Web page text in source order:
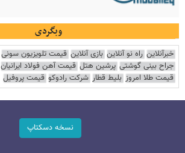
وبگردی
خبرآنلاین راه نو آنلاین بازی آنلاین قیمت تلویزیون سونی
جراح بینی گوشتی پرشین هتل قیمت آهن فولاد ایرانیان
قیمت طلا امروز بلیط قطار شرکت رادوکو قیمت پروفیل
نسخه دسکتاپ